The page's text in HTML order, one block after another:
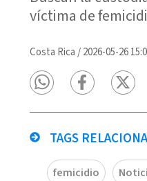
víctima de
Costa Rica /2026-05-26
TAGS
femicidio